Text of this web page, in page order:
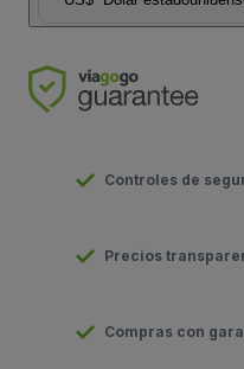
Controles de
Precios
Compras con